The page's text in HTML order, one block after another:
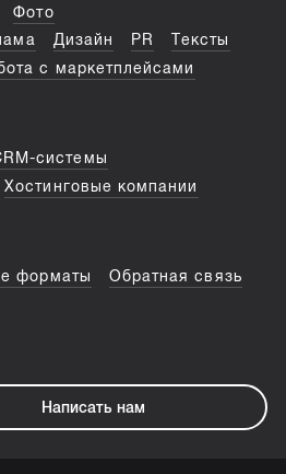
Фото
Дизайн PR
Тексты
с маркетплейсами
системы
Хостинговые компании
форматы
Обратная связь
Написать нам